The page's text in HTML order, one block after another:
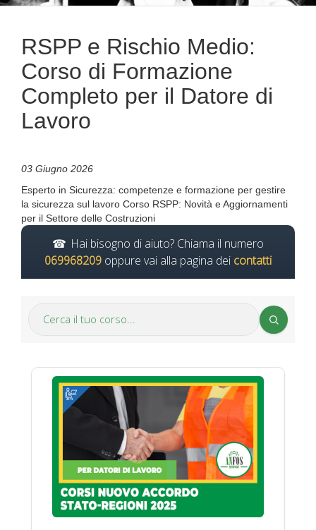
RSPP e Rischio Medio:
Corso di Formazione
Completo per il Datore di
Lavoro
03 Giugno 2026
Esperto in Sicurezza: competenze e formazione per gestire
la sicurezza sul lavoro Corso RSPP: Novità e Aggiornamenti
per il Settore delle Costruzioni
Hai bisogno di aiuto? Chiama il numero
069968209 oppure vai alla pagina dei contatti